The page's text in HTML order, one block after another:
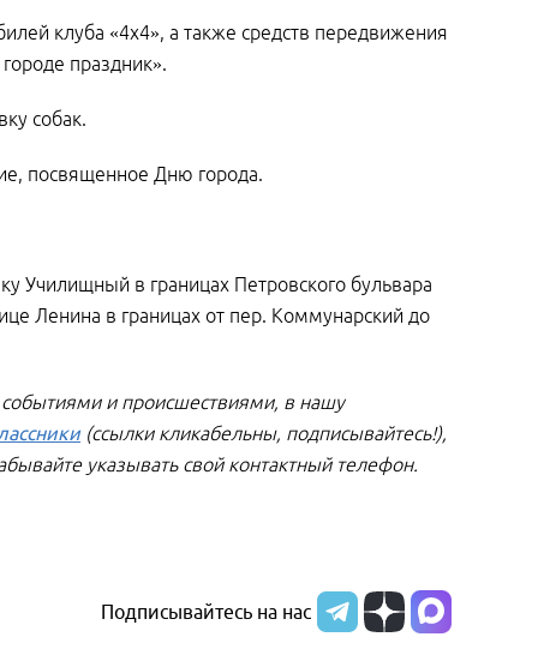
клуба «4х4», а также средств передвижения
праздник».
собак.
посвященное Дню города.
Училищный в границах Петровского бульвара
Ленина в границах от пер. Коммунарский до
и происшествиями, в нашу
(ссылки кликабельны, подписывайтесь!),
указывать свой контактный телефон.
Подписывайтесь на нас